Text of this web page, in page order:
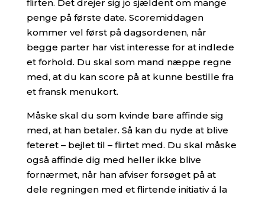
flirten. Det drejer sig jo sjældent om mange
penge på første date. Scoremiddagen
kommer vel først på dagsordenen, når
begge parter har vist interesse for at indlede
et forhold. Du skal som mand næppe regne
med, at du kan score på at kunne bestille fra
et fransk menukort.
Måske skal du som kvinde bare affinde sig
med, at han betaler. Så kan du nyde at blive
feteret – bejlet til – flirtet med. Du skal måske
også affinde dig med heller ikke blive
fornærmet, når han afviser forsøget på at
dele regningen med et flirtende initiativ á la